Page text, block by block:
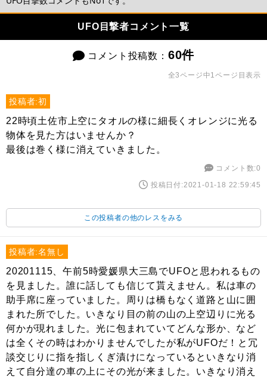
UFO目撃者コメント一覧
コメント投稿数： 60件
全3ページ中1ページ目表示
投稿者:初
22時頃土佐市上空にタオルの様に細長くオレンジに光る
物体を見た方はいませんか？
最後は巻く様に消えていきました。
コメント数:0
投稿日付:2021-01-18 22:59:45
この投稿者の他のレスをみる
投稿者:名無し
20201115、午前5時愛媛県大三島でUFOと思われるもの
を見ました。誰に話しても信じて貰えません。私は車の
助手席に座っていました。周りは橋もなく道路と山に囲
まれた所でした。いきなり目の前の山の上空辺りに光る
何かが現れました。光に包まれていてどんな形か、など
は全くその時はわかりませんでしたが私がUFOだ！と冗
談交じりに指を指しくぎ漬けになっているといきなり消
えて自分達の車の上にその光が来ました。いきなり消え